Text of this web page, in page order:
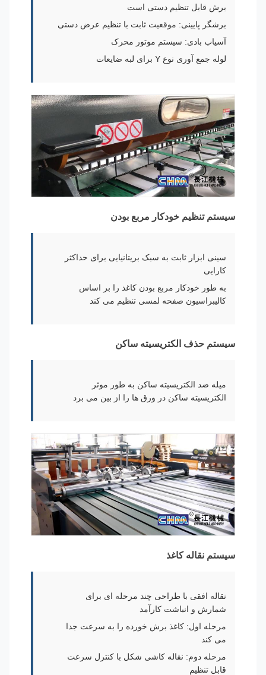
برش قابل تنظیم دستی است
برشگر پایینی: موقعیت ثابت با تنظیم عرض دستی
آسیاب بادی: سیستم موتور محرک
لوله جمع آوری نوع Y برای لبه ضایعات
سیستم تنظیم خودکار مربع بودن
سینی ابزار ثابت به سبک بریتانیایی برای حداکثر
کارایی
به طور خودکار مربع بودن کاغذ را بر اساس
کالیبراسیون صفحه لمسی تنظیم می کند
سیستم حذف الکتریسیته ساکن
میله ضد الکتریسیته ساکن به طور موثر
الکتریسیته ساکن در ورق ها را از بین می برد
سیستم نقاله کاغذ
نقاله افقی با طراحی چند مرحله ای برای
شمارش و انباشت کارآمد
مرحله اول: کاغذ برش خورده را به سرعت جدا
می کند
مرحله دوم: نقاله کاشی شکل با کنترل سرعت
قابل تنظیم